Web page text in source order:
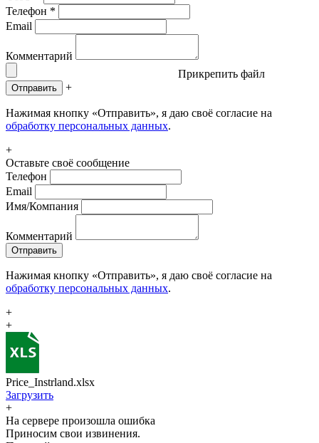
Телефон *
Email
Комментарий
Прикрепить файл
Отправить +
Нажимая кнопку «Отправить», я даю своё согласие на
обработку персональных данных.
+
Оставьте своё сообщение
Телефон
Email
Имя/Компания
Комментарий
Отправить
Нажимая кнопку «Отправить», я даю своё согласие на
обработку персональных данных.
+
+
Price_Instrland.xlsx
Загрузить
+
На сервере произошла ошибка
Приносим свои извинения.